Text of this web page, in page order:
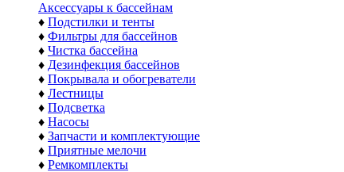
Аксессуары к бассейнам
♦ Подстилки и тенты
♦ Фильтры для бассейнов
♦ Чистка бассейна
♦ Дезинфекция бассейнов
♦ Покрывала и обогреватели
♦ Лестницы
♦ Подсветка
♦ Насосы
♦ Запчасти и комплектующие
♦ Приятные мелочи
♦ Ремкомплекты